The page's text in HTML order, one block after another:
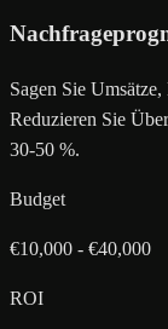
Sagen Sie
Reduzieren Sie
30-50 %.
Budget
€10,000 - €40,000
ROI